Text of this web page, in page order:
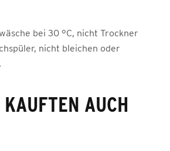
bei 30 °C, nicht Trockner
nicht bleichen oder
AUCH